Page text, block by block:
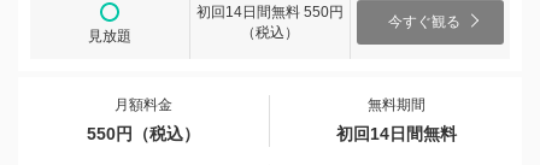
見放題
初回14日間無料 550円
（税込）
今すぐ観る
月額料金
550円（税込）
無料期間
初回14日間無料